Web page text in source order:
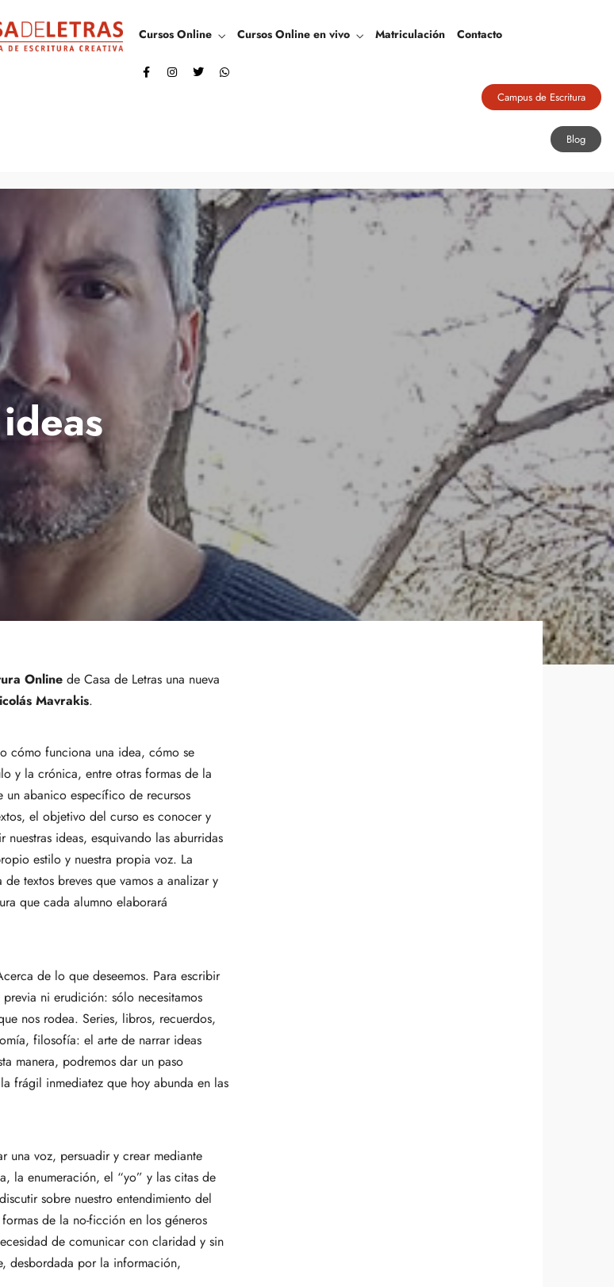
Cursos Online Cursos Online en vivo Matriculación Contacto
Campus de Escritura
Blog
Online de Casa de Letras una nueva
Mavrakis.
cómo funciona una idea, cómo se
y la crónica, entre otras formas de la
un abanico específico de recursos
el objetivo del curso es conocer y
ideas, esquivando las aburridas
estilo y nuestra propia voz. La
textos breves que vamos a analizar y
que cada alumno elaborará
de lo que deseemos. Para escribir
ni erudición: sólo necesitamos
nos rodea. Series, libros, recuerdos,
filosofía: el arte de narrar ideas
manera, podremos dar un paso
frágil inmediatez que hoy abunda en las
una voz, persuadir y crear mediante
la enumeración, el “yo” y las citas de
sobre nuestro entendimiento del
de la no-ficción en los géneros
de comunicar con claridad y sin
desbordada por la información,